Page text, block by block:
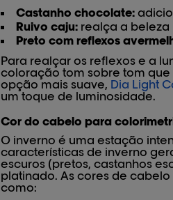
Castanho chocolate:
Ruivo caju: realça a beleza
Preto com reflexos
Para realçar os reflexos e a
coloração tom sobre tom
opção mais suave, Dia Light
um toque de luminosidade.
Cor do cabelo para
O inverno é uma estação
características de inverno
escuros (pretos, castanhos
platinado. As cores de
como: